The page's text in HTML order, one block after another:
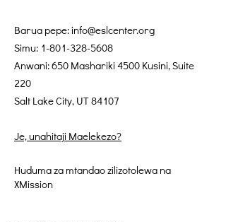
Barua pepe:info@eslcenter.org
Simu: 1-801-328-5608
Anwani: 650 Mashariki 4500 Kusini, Suite
220
Salt Lake City, UT 84107
Je, unahitaji Maelekezo?
Huduma za mtandao zilizotolewa na
XMission